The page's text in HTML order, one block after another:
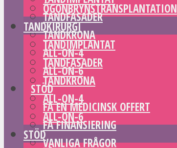
TANDFASADER
TANDKRONA
ALL-ON-4
ALL-ON-6
STÖD
FÅ EN MEDICINSK OFFERT
FÅ FINANSIERING
VANLIGA FRÅGOR
ÖGONBRYNSTRANSPLANTATION
TANDKIRURGI
TANDIMPLANTAT
TANDFASADER
TANDKRONA
ALL-ON-4
ALL-ON-6
STÖD